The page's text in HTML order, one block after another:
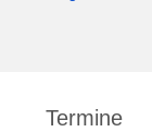
Termine